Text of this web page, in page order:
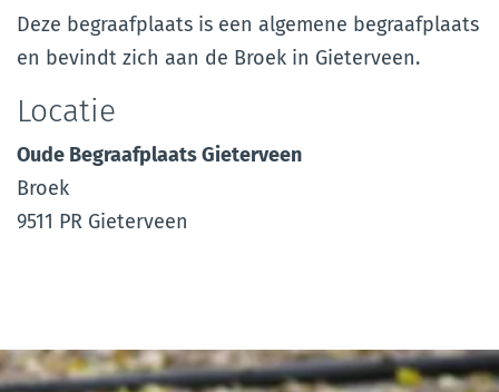
Deze begraafplaats is een algemene begraafplaats
en bevindt zich aan de Broek in Gieterveen.
Locatie
Oude Begraafplaats Gieterveen
Broek
9511 PR Gieterveen